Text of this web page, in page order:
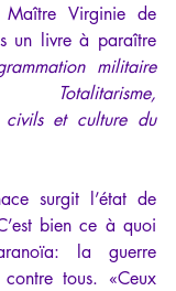
Maître Virginie de
un livre à paraître
militaire
civils et culture du
surgit l’état de
bien ce à quoi
la guerre
tous. «Ceux